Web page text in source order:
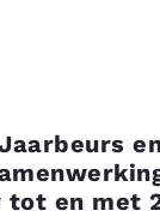
tot en met